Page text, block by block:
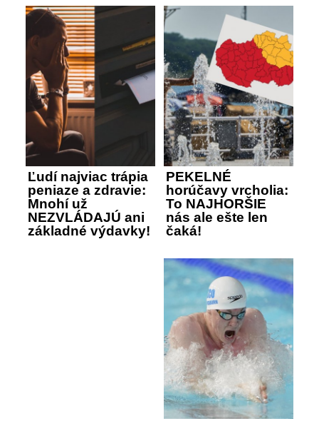
Ľudí najviac trápia
peniaze a zdravie:
Mnohí už
NEZVLÁDAJÚ ani
základné výdavky!
PEKELNÉ
horúčavy vrcholia:
To NAJHORŠIE
nás ale ešte len
čaká!